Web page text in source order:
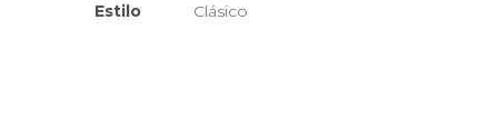
Estilo Clásico